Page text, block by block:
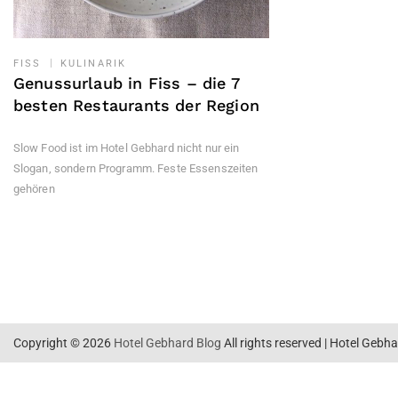
FISS KULINARIK
Genussurlaub in Fiss – die 7
besten Restaurants der Region
Slow Food ist im Hotel Gebhard nicht nur ein
Slogan, sondern Programm. Feste Essenszeiten
gehören
Copyright © 2026 Hotel Gebhard Blog All rights reserved | Hotel